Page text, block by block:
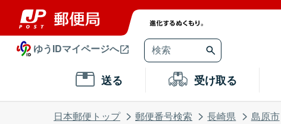
ゆうIDマイページへ
送る 受け取る
日本郵便トップ 郵便番号検索 長崎県 島原市